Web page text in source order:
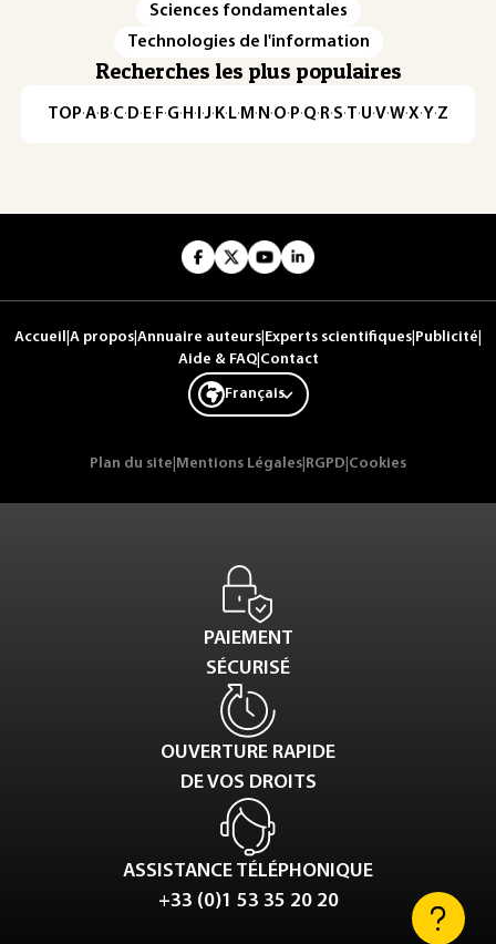
Sciences fondamentales
Technologies de l'information
Recherches les plus populaires
TOP·A·B·C· D· E· F·G· H · ·J· K· L· M · N ·O· P·Q· R·S·T·U·V·W·X·Y·Z
Accueil A propos Annuaire auteurs Experts scientifiques Publicité
Aide & FAQ| Contact
Français
Plan du site Mentions Légales RGPD Cookies
PAIEMENT
SÉCURISÉ
OUVERTURE RAPIDE
DE VOS DROITS
ASSISTANCE TÉLÉPHONIQUE
+33 (0)1 53 35 20 20